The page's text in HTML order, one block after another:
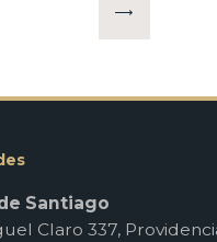
Santiago
Claro 337,